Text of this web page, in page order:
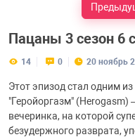
Пацаны 3 сезон 6
14 0 20 ноябрь
Этот эпизод стал одним
"Геройоргазм" (Herogasm)
вечеринка, на которой
безудержного разврата,